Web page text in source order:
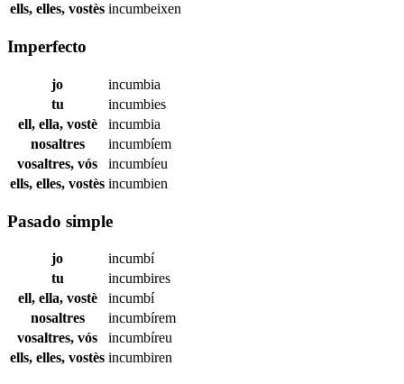
ells, elles, vostès incumbeixen
Imperfecto
jo
incumbia
tu
incumbies
ell, ella, vostè
incumbia
nosaltres
incumbíem
vosaltres, vós
incumbíeu
ells, elles, vostès incumbien
Pasado simple
jo
incumbí
tu
incumbires
ell, ella, vostè
incumbí
nosaltres
incumbírem
vosaltres, vós
incumbíreu
ells, elles, vostès incumbiren